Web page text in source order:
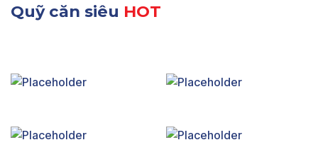
Quỹ căn siêu HOT